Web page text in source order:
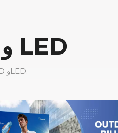
حلول شاشات العرض الإعلانية LCD و LED
تتمتع شركة CNLC Display بخبرة تزيد عن 16 عامًا في تصنيع حلول شاشات عرض الإعلانات LCD وLED.